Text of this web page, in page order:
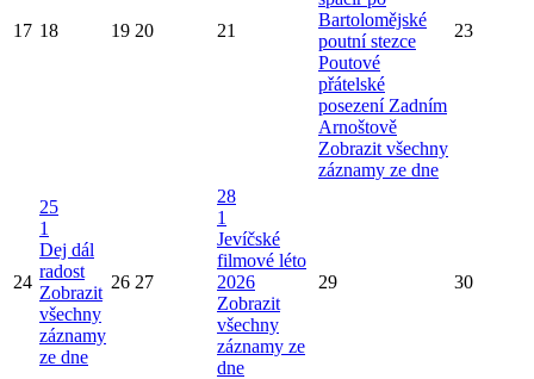
17 18 19 20 21
Bartolomějské
poutní stezce
Poutové
přátelské
posezení Zadním
Arnoštově
Zobrazit všechny
záznamy ze dne
23
24
25
1
Dej dál
radost
Zobrazit
všechny
záznamy
ze dne
26 27
28
1
Jevíčské
filmové léto
2026
Zobrazit
všechny
záznamy ze
dne
29 30